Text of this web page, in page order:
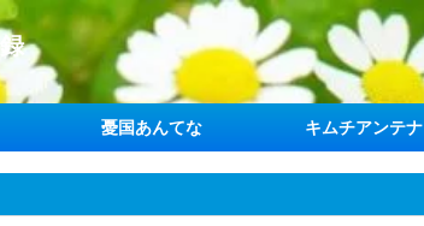
憂国あんてな キムチアンテナ